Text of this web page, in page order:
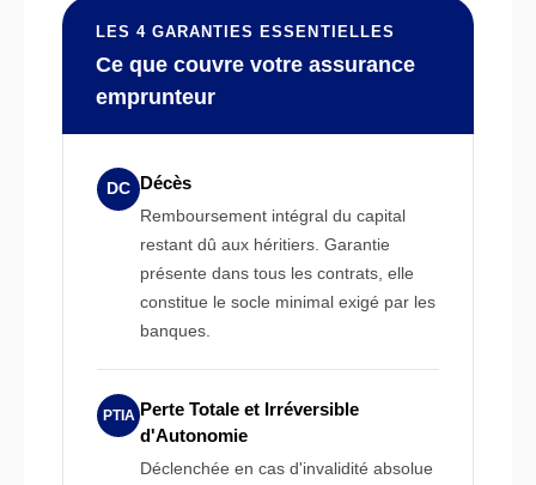
LES 4 GARANTIES ESSENTIELLES
Ce que couvre votre assurance
emprunteur
DC Décès
Remboursement intégral du capital
restant dû aux héritiers. Garantie
présente dans tous les contrats, elle
constitue le socle minimal exigé par les
banques.
PTIA Perte Totale et Irréversible
d'Autonomie
Déclenchée en cas d'invalidité absolue